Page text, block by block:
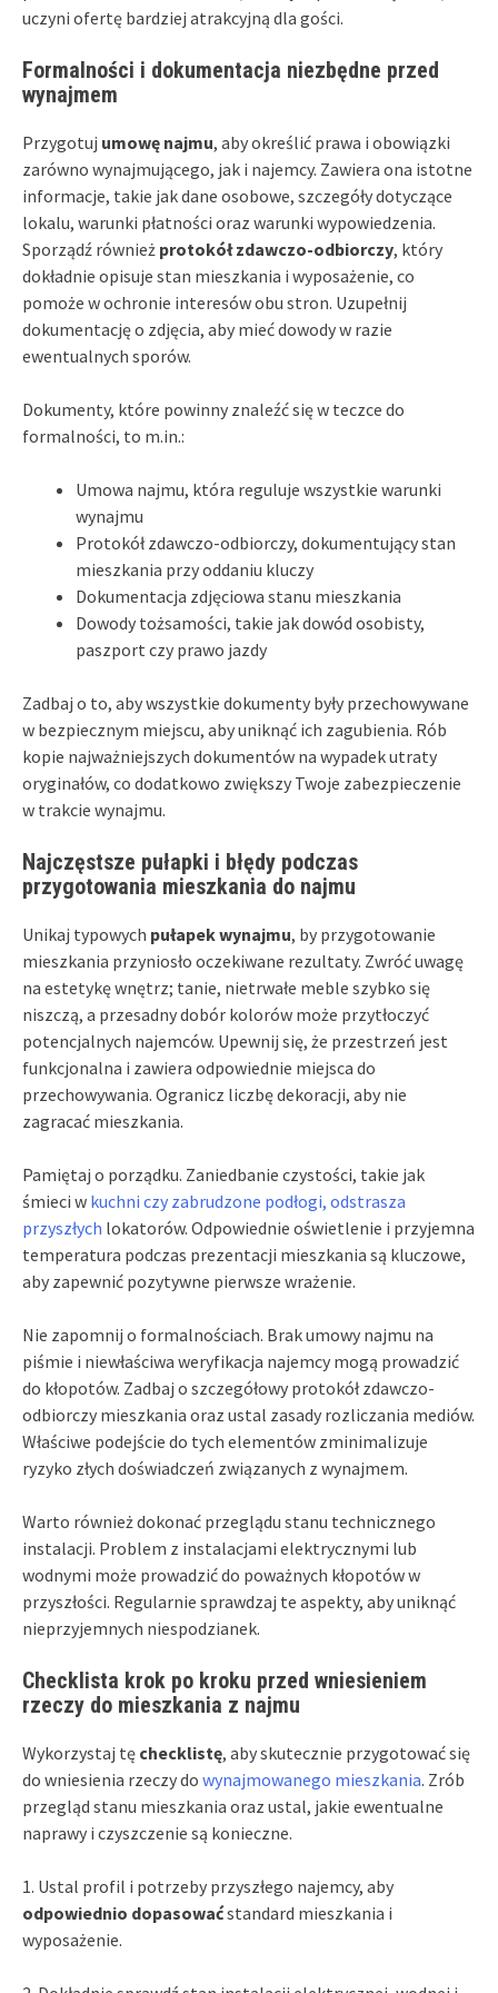
uczyni ofertę bardziej atrakcyjną dla gości.
Formalności i dokumentacja niezbędne przed
wynajmem
Przygotuj umowę najmu, aby określić prawa i obowiązki
zarówno wynajmującego, jak i najemcy. Zawiera ona istotne
informacje, takie jak dane osobowe, szczegóły dotyczące
lokalu, warunki płatności oraz warunki wypowiedzenia.
Sporządź również protokół zdawczo-odbiorczy, który
dokładnie opisuje stan mieszkania i wyposażenie, co
pomoże w ochronie interesów obu stron. Uzupełnij
dokumentację o zdjęcia, aby mieć dowody w razie
ewentualnych sporów.
Dokumenty, które powinny znaleźć się w teczce do
formalności, to m.in.:
Umowa najmu, która reguluje wszystkie warunki
wynajmu
Protokół zdawczo-odbiorczy, dokumentujący stan
mieszkania przy oddaniu kluczy
Dokumentacja zdjęciowa stanu mieszkania
Dowody tożsamości, takie jak dowód osobisty,
paszport czy prawo jazdy
Zadbaj o to, aby wszystkie dokumenty były przechowywane
w bezpiecznym miejscu, aby uniknąć ich zagubienia. Rób
kopie najważniejszych dokumentów na wypadek utraty
oryginałów, co dodatkowo zwiększy Twoje zabezpieczenie
w trakcie wynajmu.
Najczęstsze pułapki i błędy podczas
przygotowania mieszkania do najmu
Unikaj typowych pułapek wynajmu, by przygotowanie
mieszkania przyniosło oczekiwane rezultaty. Zwróć uwagę
na estetykę wnętrz; tanie, nietrwałe meble szybko się
niszczą, a przesadny dobór kolorów może przytłoczyć
potencjalnych najemców. Upewnij się, że przestrzeń jest
funkcjonalna i zawiera odpowiednie miejsca do
przechowywania. Ogranicz liczbę dekoracji, aby nie
zagracać mieszkania.
Pamiętaj o porządku. Zaniedbanie czystości, takie jak
śmieci w kuchni czy zabrudzone podłogi, odstrasza
przyszłych lokatorów. Odpowiednie oświetlenie i przyjemna
temperatura podczas prezentacji mieszkania są kluczowe,
aby zapewnić pozytywne pierwsze wrażenie.
Nie zapomnij o formalnościach. Brak umowy najmu na
piśmie i niewłaściwa weryfikacja najemcy mogą prowadzić
do kłopotów. Zadbaj o szczegółowy protokół zdawczo-
odbiorczy mieszkania oraz ustal zasady rozliczania mediów.
Właściwe podejście do tych elementów zminimalizuje
ryzyko złych doświadczeń związanych z wynajmem.
Warto również dokonać przeglądu stanu technicznego
instalacji. Problem z instalacjami elektrycznymi lub
wodnymi może prowadzić do poważnych kłopotów w
przyszłości. Regularnie sprawdzaj te aspekty, aby uniknąć
nieprzyjemnych niespodzianek.
Checklista krok po kroku przed wniesieniem
rzeczy do mieszkania z najmu
Wykorzystaj tę checklistę, aby skutecznie przygotować się
do wniesienia rzeczy do wynajmowanego mieszkania. Zrób
przegląd stanu mieszkania oraz ustal, jakie ewentualne
naprawy i czyszczenie są konieczne.
1. Ustal profil i potrzeby przyszłego najemcy, aby
odpowiednio dopasowaćstandard mieszkania i
wyposażenie.